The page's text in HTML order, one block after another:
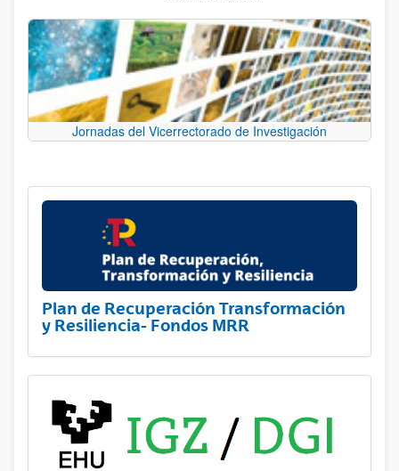
Jornadas del Vicerrectorado de Investigación
Plan de Recuperación Transformación
y Resiliencia- Fondos MRR